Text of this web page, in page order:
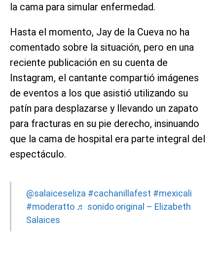
la cama para simular enfermedad.
Hasta el momento, Jay de la Cueva no ha
comentado sobre la situación, pero en una
reciente publicación en su cuenta de
Instagram, el cantante compartió imágenes
de eventos a los que asistió utilizando su
patín para desplazarse y llevando un zapato
para fracturas en su pie derecho, insinuando
que la cama de hospital era parte integral del
espectáculo.
@salaiceseliza #cachanillafest #mexicali
#moderatto ♬ sonido original – Elizabeth
Salaices